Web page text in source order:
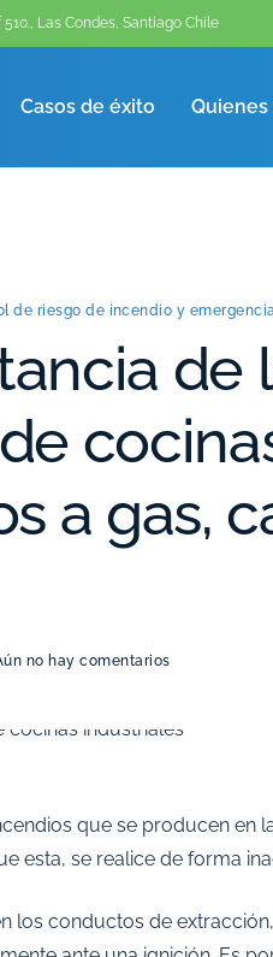
510., Las Condes, Santiago Chile
Casos de éxito Quienes
de riesgo de incendio y
de
a gas,
no hay comentarios
que se producen en
esta, se realice de forma
los conductos de